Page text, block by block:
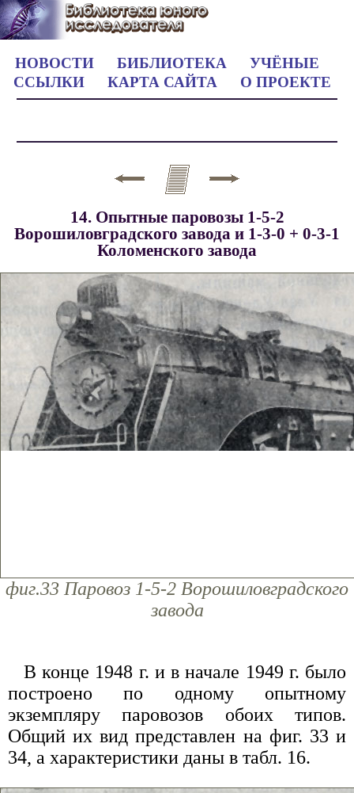
НОВОСТИ БИБЛИОТЕКА
УЧЁНЫЕ
ССЫЛКИ
КАРТА САЙТА О ПРОЕКТЕ
14. Опытные паровозы 1-5-2
Ворошиловградского завода и 1-3-0 + 0-3-1
Коломенского завода
фиг.33 Паровоз 1-5-2 Ворошиловградского
завода
В конце 1948 г. и в начале 1949 г. было
построено по одному опытному
экземпляру паровозов обоих типов.
Общий их вид представлен на фиг. 33 и
34, а характеристики даны в табл. 16.